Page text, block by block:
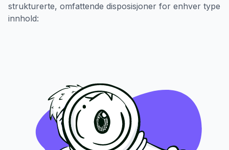
strukturerte, omfattende disposisjoner for enhver type
innhold: